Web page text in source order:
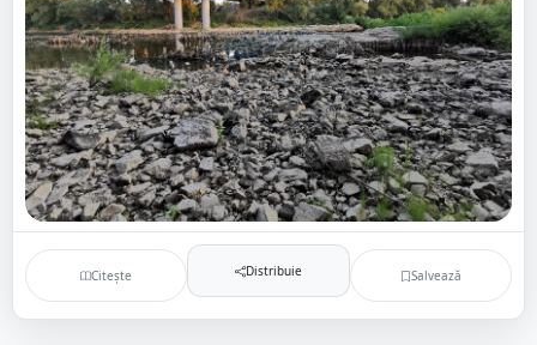
Citește Distribuie Salvează